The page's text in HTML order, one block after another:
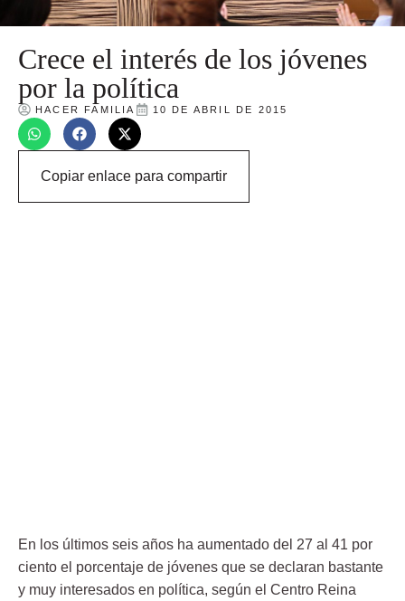
Crece el interés de los jóvenes
por la política
HACER FAMILIA 10 DE ABRIL DE 2015
Copiar enlace para compartir
En los últimos seis años ha aumentado del 27 al 41 por
ciento el porcentaje de jóvenes que se declaran bastante
y muy interesados en política, según el Centro Reina